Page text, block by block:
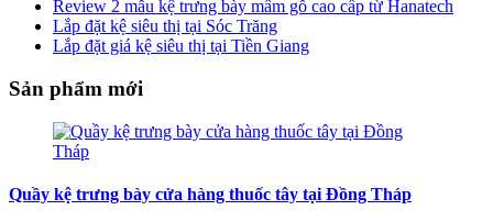
Review 2 mẫu kệ trưng bày mâm gỗ cao cấp từ Hanatech
Lắp đặt kệ siêu thị tại Sóc Trăng
Lắp đặt giá kệ siêu thị tại Tiền Giang
Sản phẩm mới
Quầy kệ trưng bày cửa hàng thuốc tây tại Đồng Tháp